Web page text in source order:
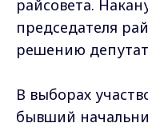
райсовета.
председателя
решению
В выборах
бывший